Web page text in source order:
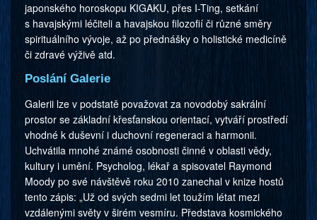
japonského horoskopu KIGAKU, přes I-Ting, setkání
s havajskými léčiteli a havajskou filozofií či různé směry
spirituálního vývoje, až po přednášky o holistické medicíně
či zdravé výživě atd.
Poslání Galerie
Galerii lze v podstatě považovat za novodobý sakrální
prostor se základní křesťanskou orientací, vytváří prostředí
vhodné k duševní i duchovní regeneraci a harmonii.
Uchvátila mnohé známé osobnosti činné v oblasti vědy,
kultury i umění. Psycholog, lékař a spisovatel Raymond
Moody po své návštěvě roku 2010 zanechal v knize hostů
tento zápis: „Už od svých sedmi let toužím létat mezi
vzdálenými světy v širém vesmíru. Představa kosmického